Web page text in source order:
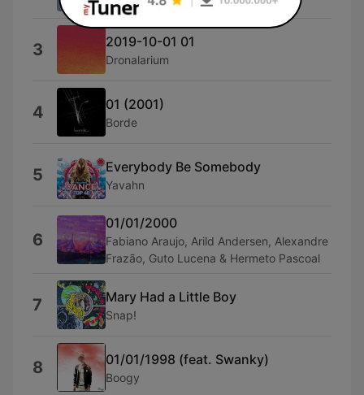
3 2019-10-01 01
Dronalarium
4 01 (2001)
Borde
5 Everybody Be Somebody
Yavahn
6
01/01/2000
Fabiano Araujo, Arild Andersen, Alexandre
Frazão, Guto Lucena & Hermeto Pascoal
7 Mary Had a Little Boy
Snap!
8 01/01/1998 (feat. Swanky)
Boogy